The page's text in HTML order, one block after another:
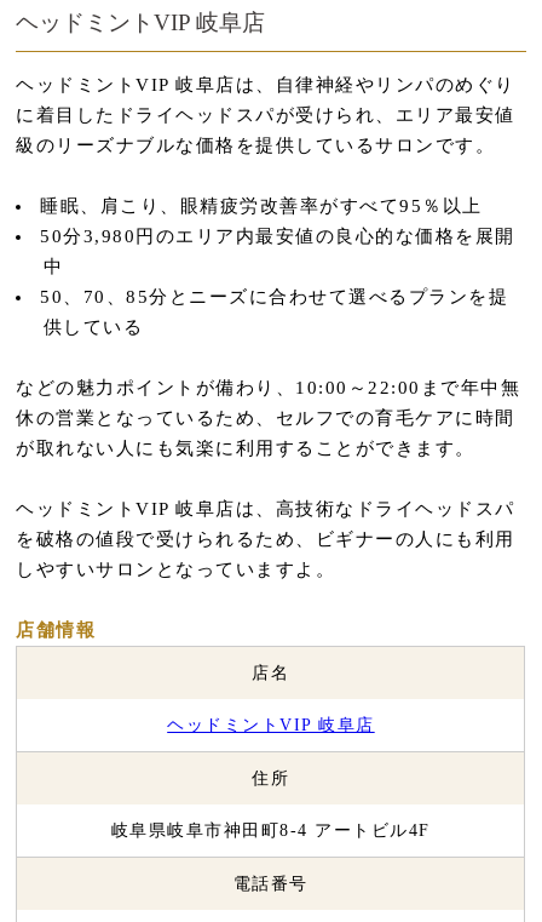
ヘッドミントVIP 岐阜店
ヘッドミントVIP 岐阜店は、自律神経やリンパのめぐり
に着目したドライヘッドスパが受けられ、エリア最安値
級のリーズナブルな価格を提供しているサロンです。
睡眠、肩こり、眼精疲労改善率がすべて95％以上
50分3,980円のエリア内最安値の良心的な価格を展開
中
50、70、85分とニーズに合わせて選べるプランを提
供している
などの魅力ポイントが備わり、10:00～22:00まで年中無
休の営業となっているため、セルフでの育毛ケアに時間
が取れない人にも気楽に利用することができます。
ヘッドミントVIP 岐阜店は、高技術なドライヘッドスパ
を破格の値段で受けられるため、ビギナーの人にも利用
しやすいサロンとなっていますよ。
店舗情報
店名
ヘッドミントVIP 岐阜店
住所
岐阜県岐阜市神田町8-4 アートビル4F
電話番号